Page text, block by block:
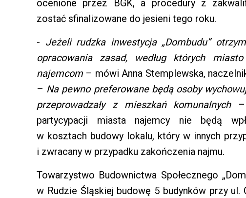
ocenione przez BGK, a procedury z
zostać sfinalizowane do jesieni tego roku.
- Jeżeli rudzka inwestycja „Dombudu”
opracowania zasad, według których
najemcom – mówi Anna Stemplewska,
– Na pewno preferowane będą osoby
przeprowadzały z mieszkań komunalnych–
partycypacji miasta najemcy nie będą
w kosztach budowy lokalu, który w innych
i zwracany w przypadku zakończenia najmu.
Towarzystwo Budownictwa Społecznego
w Rudzie Śląskiej budowę 5 budynków przy